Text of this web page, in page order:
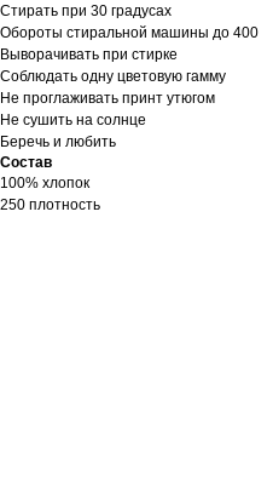
Стирать при 30 градусах
Обороты стиральной машины до 400
Выворачивать при стирке
Соблюдать одну цветовую гамму
Не проглаживать принт утюгом
Не сушить на солнце
Беречь и любить
Состав
100% хлопок
250 плотность